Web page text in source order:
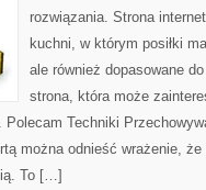
rozwiązania. Strona
kuchni, w którym posiłki
ale również dopasowane
strona, która może
Techniki
można odnieść wrażenie,
To […]